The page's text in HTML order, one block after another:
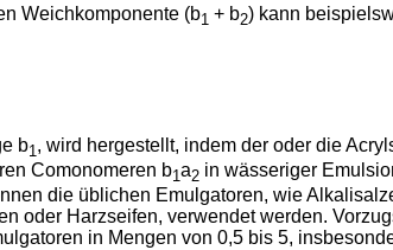
Weichkomponente (b1 + b2) kann
b1 , wird hergestellt, indem der oder die
Comonomeren b1a2 in wässeriger
die üblichen Emulgatoren, wie
oder Harzseifen, verwendet werden.
in Mengen von 0,5 bis 5,